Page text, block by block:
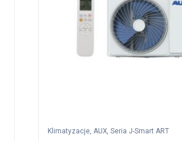
Klimatyzacje AUX ,Seria J-Smart ART